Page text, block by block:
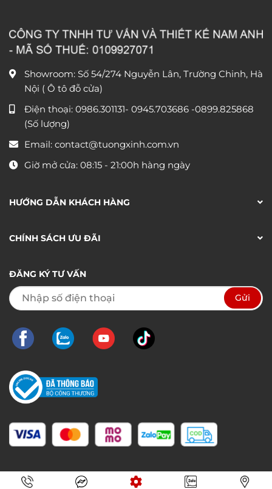
Showroom: Số 54/274 Nguyễn Lân, Trường Chinh, Hà
Nội ( Ô tô đỗ cửa)
Điện thoại: 0986.301131- 0945.703686 -0899.825868
(Số lượng)
Email: contact@tuongxinh.com.vn
Giờ mở cửa: 08:15 - 21:00h hàng ngày
HƯỚNG DẪN KHÁCH HÀNG
CHÍNH SÁCH ƯU ĐÃI
ĐĂNG KÝ TƯ VẤN